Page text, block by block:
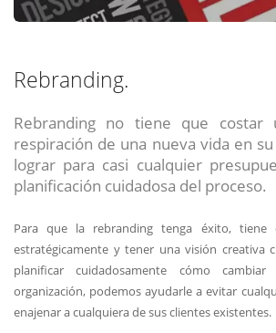
Rebranding.
Rebranding no tiene que costar
respiración de una nueva vida en
lograr para casi cualquier
planificación cuidadosa del proceso.
Para que la rebranding tenga éxito, tiene
estratégicamente y tener una visión creativa
planificar cuidadosamente cómo
organización, podemos ayudarle a evitar
enajenar a cualquiera de sus clientes existentes.